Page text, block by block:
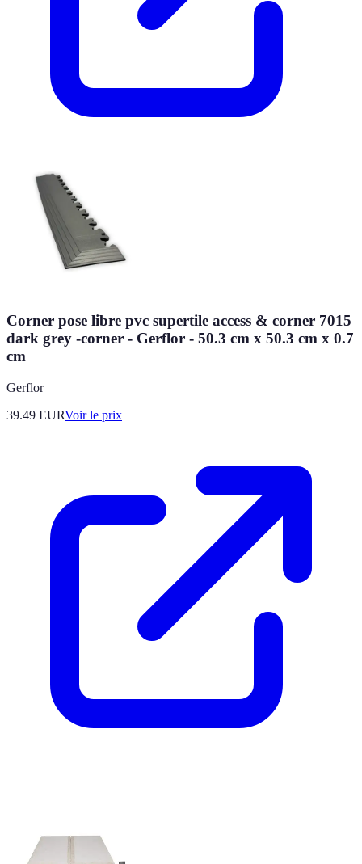
Corner pose libre pvc supertile access & corner 7015
dark grey -corner - Gerflor - 50.3 cm x 50.3 cm x 0.7
cm
Gerflor
39.49 EURVoir le prix